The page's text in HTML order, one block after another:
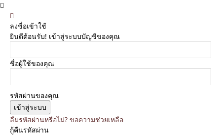
ลงชื่อเข้าใช้
ยินดีต้อนรับ! เข้าสู่ระบบบัญชีของคุณ
ชื่อผู้ใช้ของคุณ
รหัสผ่านของคุณ
ลืมรหัสผ่านหรือไม่? ขอความช่วยเหลือ
กู้คืนรหัสผ่าน